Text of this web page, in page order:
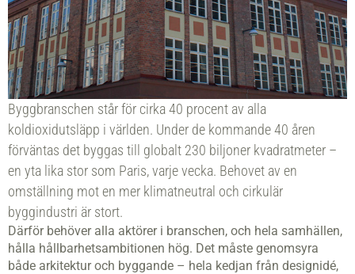
Byggbranschen står för cirka 40 procent av alla
koldioxidutsläpp i världen. Under de kommande 40 åren
förväntas det byggas till globalt 230 biljoner kvadratmeter –
en yta lika stor som Paris, varje vecka. Behovet av en
omställning mot en mer klimatneutral och cirkulär
byggindustri är stort.
Därför behöver alla aktörer i branschen, och hela samhällen,
hålla hållbarhetsambitionen hög. Det måste genomsyra
både arkitektur och byggande – hela kedjan från designidé,